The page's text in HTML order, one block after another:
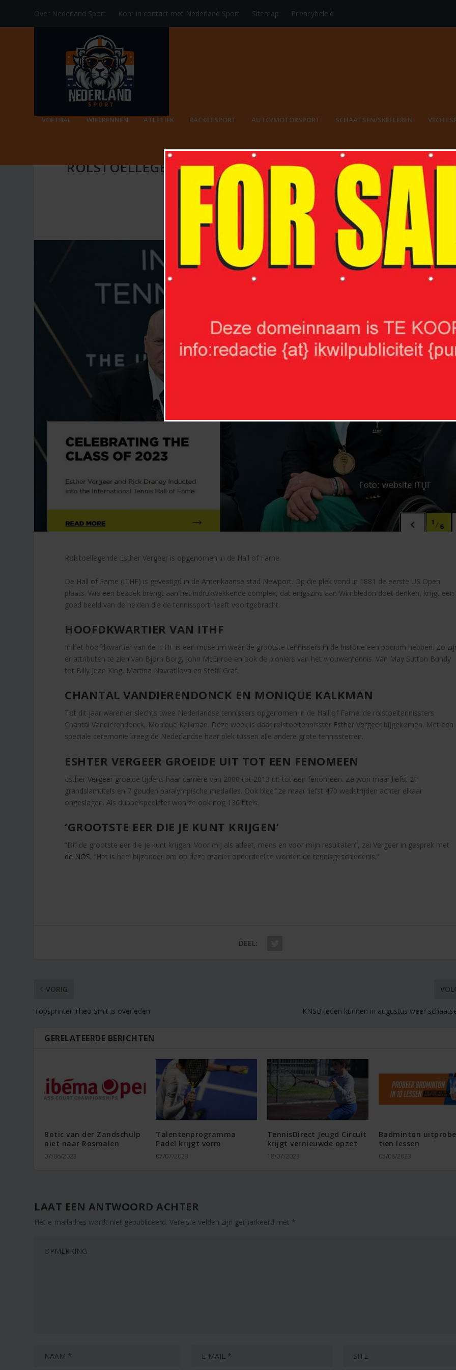
Over Nederland Sport Kom in contact met Nederland Sport Sitemap Privacybeleid
VOETBAL WIELRENNEN ATLETIEK RACKETSPORT AUTO/MOTORSPORT SCHAATSEN/SKEELEREN
ROLSTOELLEGENDE ESTHER VERGEER IS OPGENOMEN IN
HALL OF FAME
Rolstoellegende Esther Vergeer is opgenomen in de Hall of Fame.
De Hall of Fame (ITHF) is gevestigd in de Amerikaanse stad Newport. Op die plek vond in 1881 de eerste US Open
plaats. Wie een bezoek brengt aan het indrukwekkende complex, dat enigszins aan Wimbledon doet denken, krijgt een
goed beeld van de helden die de tennissport heeft voortgebracht.
HOOFDKWARTIER VAN ITHF
In het hoofdkwartier van de ITHF is een museum waar de grootste tennissers in de historie een podium hebben. Zo
er attributen te zien van Björn Borg, John McEnroe en ook de pioniers van het vrouwentennis. Van May Sutton Bundy
tot Billy Jean King, Martina Navratilova en Steffi Graf.
CHANTAL VANDIERENDONCK EN MONIQUE KALKMAN
Tot dit jaar waren er slechts twee Nederlandse tennissers opgenomen in de Hall of Fame: de rolstoeltennissters
Chantal Vandierendonck, Monique Kalkman. Deze week is daar rolstoeltennisster Esther Vergeer bijgekomen. Met een
speciale ceremonie kreeg de Nederlandse haar plek tussen alle andere grote tennissterren.
ESHTER VERGEER GROEIDE UIT TOT EEN FENOMEEN
Esther Vergeer groeide tijdens haar carrière van 2000 tot 2013 uit tot een fenomeen. Ze won maar liefst 21
grandslamtitels en 7 gouden paralympische medailles. Ook bleef ze maar liefst 470 wedstrijden achter elkaar
ongeslagen. Als dubbelspeelster won ze ook nog 136 titels.
‘GROOTSTE EER DIE JE KUNT KRIJGEN’
“Dit de grootste eer die je kunt krijgen. Voor mij als atleet, mens en voor mijn resultaten”, zei Vergeer in gesprek met
de NOS. “Het is heel bijzonder om op deze manier onderdeel te worden de tennisgeschiedenis.”
DEEL:
VORIG
Topsprinter Theo Smit is overleden KNSB-leden kunnen in augustus weer
GERELATEERDE BERICHTEN
Botic van der Zandschulp
niet naar Rosmalen
07/06/2023
Talentenprogramma
Padel krijgt vorm
07/07/2023
TennisDirect Jeugd Circuit
krijgt vernieuwde opzet
18/07/2023
Badminton
tien lessen
05/08/2023
LAAT EEN ANTWOORD ACHTER
Het e-mailadres wordt niet gepubliceerd. Vereiste velden zijn gemarkeerd met *